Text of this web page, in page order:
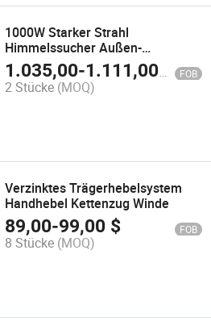
1000W Starker Strahl
Himmelssucher Außen-
Suchscheinwerfer Bühnenlichter
für Gebäude
1.035,00-1.111,00$ FOB
2 Stücke (MOQ)
Verzinktes Trägerhebelsystem
Handhebel Kettenzug Winde
89,00-99,00 $ FOB
8 Stücke (MOQ)